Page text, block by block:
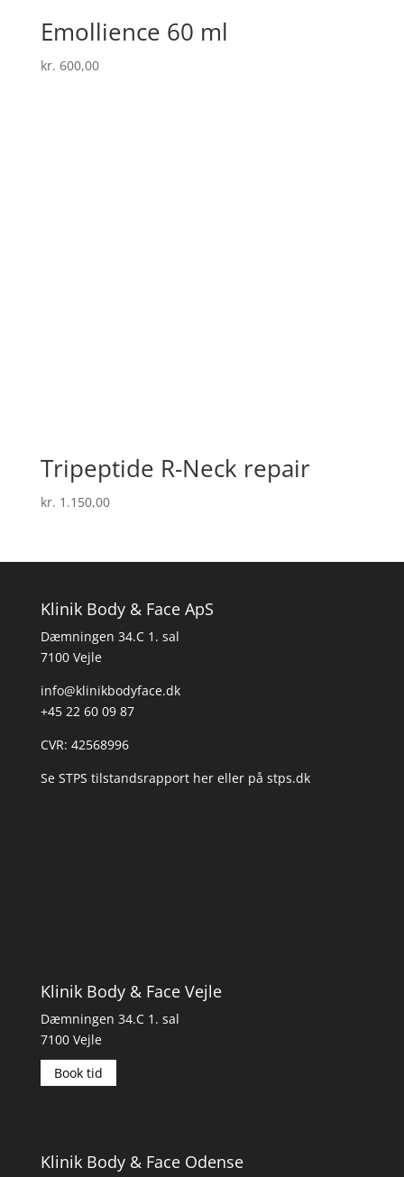
Emollience 60 ml
kr. 600,00
Tripeptide R-Neck repair
kr. 1.150,00
Klinik Body & Face ApS
Dæmningen 34.C 1. sal
7100 Vejle
info@klinikbodyface.dk
+45 22 60 09 87
CVR: 42568996
Se STPS tilstandsrapport hereller på stps.dk
Klinik Body & Face Vejle
Dæmningen 34.C 1. sal
7100 Vejle
Book tid
Klinik Body & Face Odense